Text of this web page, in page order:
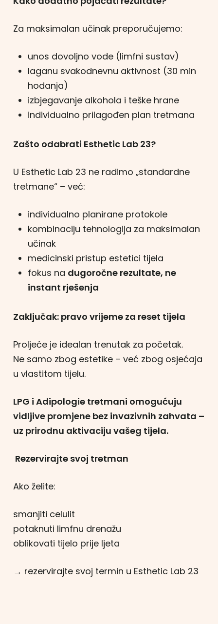
Za maksimalan učinak preporučujemo:
unos dovoljno vode (limfni sustav)
laganu svakodnevnu aktivnost (30 min
hodanja)
izbjegavanje alkohola i teške hrane
individualno prilagođen plan tretmana
Zašto odabrati Esthetic Lab 23?
U Esthetic Lab 23 ne radimo „standardne
tretmane“ – već:
individualno planirane protokole
kombinaciju tehnologija za maksimalan
učinak
medicinski pristup estetici tijela
fokus na dugoročne rezultate, ne
instant rješenja
Zaključak: pravo vrijeme za reset tijela
Proljeće je idealan trenutak za početak.
Ne samo zbog estetike – već zbog osjećaja
u vlastitom tijelu.
LPG i Adipologie tretmani omogućuju
vidljive promjene bez invazivnih zahvata –
uz prirodnu aktivaciju vašeg tijela.
Rezervirajte svoj tretman
Ako želite:
smanjiti celulit
potaknuti limfnu drenažu
oblikovati tijelo prije ljeta
→ rezervirajte svoj termin u Esthetic Lab 23